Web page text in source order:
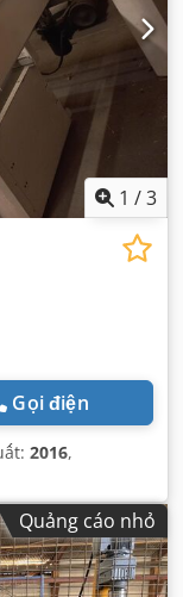
1 /3
Gọi điện
2016,
Quảng cáo nhỏ